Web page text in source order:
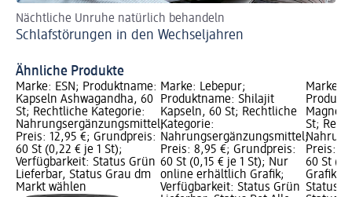
Nächtliche Unruhe natürlich behandeln
Schlafstörungen in den Wechseljahren
Ähnliche Produkte
Marke: ESN; Produktname:
Kapseln Ashwagandha, 60
St; Rechtliche Kategorie:
Nahrungsergänzungsmittel;
Preis: 12,95 €; Grundpreis:
60 St (0,22 € je 1 St);
Verfügbarkeit: Status Grün
Lieferbar, Status Grau dm
Markt wählen
Marke: Lebepur;
Produktname: Shilajit
Kapseln, 60 St; Rechtliche
Kategorie:
Nahrungsergänzungsmittel;
Preis: 8,95 €; Grundpreis:
60 St (0,15 € je 1 St); Nur
online erhältlich Grafik;
Verfügbarkeit: Status Grün
Marke:
St;
Preis:
60 St
Grafik;
Status